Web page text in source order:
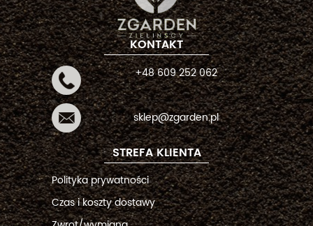
KONTAKT
+48 609 252 062
sklep@zgarden.pl
STREFA KLIENTA
Polityka prywatności
Czas i koszty dostawy